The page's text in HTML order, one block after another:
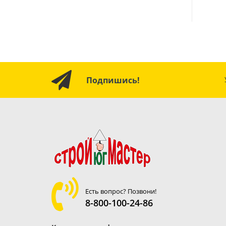
Подпишись!
Есть вопрос? Позвони!
8-800-100-24-86